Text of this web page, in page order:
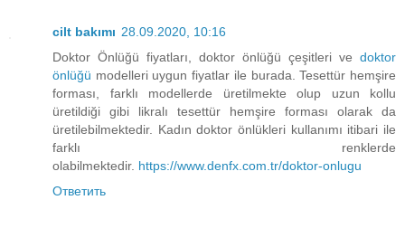
cilt bakımı 28.09.2020, 10:16
Doktor Önlüğü fiyatları, doktor önlüğü çeşitleri ve doktor
önlüğü modelleri uygun fiyatlar ile burada. Tesettür hemşire
forması, farklı modellerde üretilmekte olup uzun kollu
üretildiği gibi likralı tesettür hemşire forması olarak da
üretilebilmektedir. Kadın doktor önlükleri kullanımı itibari ile
farklı renklerde
olabilmektedir. https://www.denfx.com.tr/doktor-onlugu
Ответить